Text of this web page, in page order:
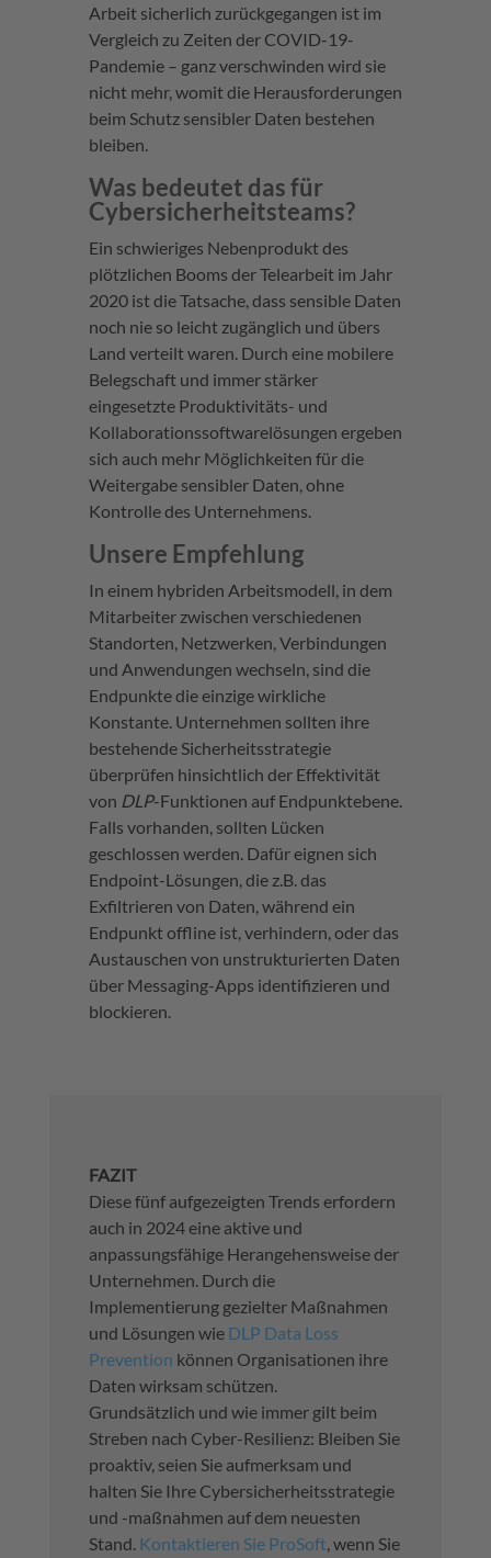
Arbeit sicherlich zurückgegangen ist im
Vergleich zu Zeiten der COVID-19-
Pandemie – ganz verschwinden wird sie
nicht mehr, womit die Herausforderungen
beim Schutz sensibler Daten bestehen
bleiben.
Was bedeutet das für
Cybersicherheitsteams?
Ein schwieriges Nebenprodukt des
plötzlichen Booms der Telearbeit im Jahr
2020 ist die Tatsache, dass sensible Daten
noch nie so leicht zugänglich und übers
Land verteilt waren. Durch eine mobilere
Belegschaft und immer stärker
eingesetzte Produktivitäts- und
Kollaborationssoftwarelösungen ergeben
sich auch mehr Möglichkeiten für die
Weitergabe sensibler Daten, ohne
Kontrolle des Unternehmens.
Unsere Empfehlung
In einem hybriden Arbeitsmodell, in dem
Mitarbeiter zwischen verschiedenen
Standorten, Netzwerken, Verbindungen
und Anwendungen wechseln, sind die
Endpunkte die einzige wirkliche
Konstante. Unternehmen sollten ihre
bestehende Sicherheitsstrategie
überprüfen hinsichtlich der Effektivität
von DLP-Funktionen auf Endpunktebene.
Falls vorhanden, sollten Lücken
geschlossen werden. Dafür eignen sich
Endpoint-Lösungen, die z.B. das
Exfiltrieren von Daten, während ein
Endpunkt offline ist, verhindern, oder das
Austauschen von unstrukturierten Daten
über Messaging-Apps identifizieren und
blockieren.
FAZIT
Diese fünf aufgezeigten Trends erfordern
auch in 2024 eine aktive und
anpassungsfähige Herangehensweise der
Unternehmen. Durch die
Implementierung gezielter Maßnahmen
und Lösungen wie DLP Data Loss
Prevention können Organisationen ihre
Daten wirksam schützen.
Grundsätzlich und wie immer gilt beim
Streben nach Cyber-Resilienz: Bleiben Sie
proaktiv, seien Sie aufmerksam und
halten Sie Ihre Cybersicherheitsstrategie
und -maßnahmen auf dem neuesten
Stand. Kontaktieren Sie ProSoft, wenn Sie